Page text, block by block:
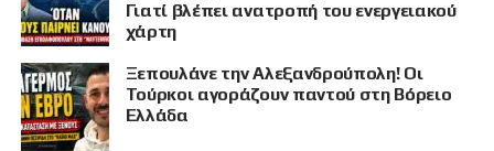
Γιατί βλέπει ανατροπή του ενεργειακού
χάρτη
Ξεπουλάνε την Αλεξανδρούπολη! Οι
Τούρκοι αγοράζουν παντού στη Βόρειο
Ελλάδα